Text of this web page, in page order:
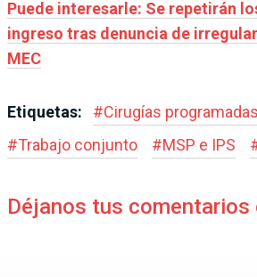
Puede interesarle: Se repetirán
ingreso tras denuncia de
MEC
Etiquetas: #Cirugías programadas
#Trabajo conjunto #MSP e IPS
Déjanos tus comentarios